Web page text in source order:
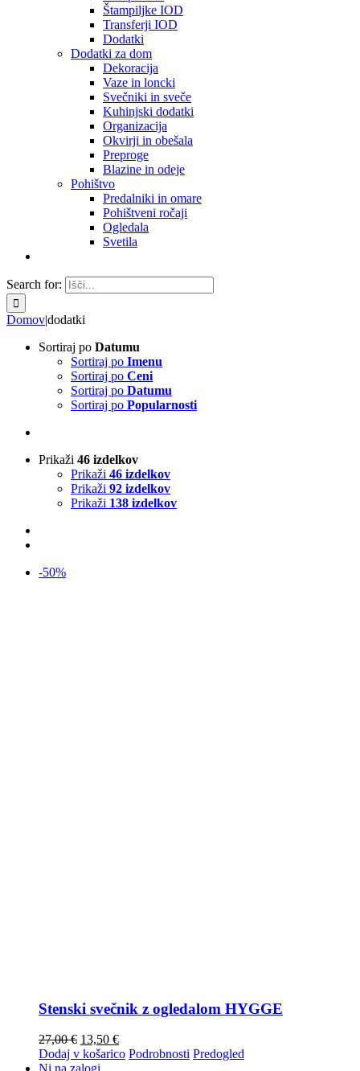
Štampiljke IOD
Transferji IOD
Dodatki
Dodatki za dom
Dekoracija
Vaze in loncki
Svečniki in sveče
Kuhinjski dodatki
Organizacija
Okvirji in obešala
Preproge
Blazine in odeje
Pohištvo
Predalniki in omare
Pohištveni ročaji
Ogledala
Svetila
Search for:
Domov|dodatki
Sortiraj po Datumu
Sortiraj po Imenu
Sortiraj po Ceni
Sortiraj po Datumu
Sortiraj po Popularnosti
Prikaži 46 izdelkov
Prikaži 46 izdelkov
Prikaži 92 izdelkov
Prikaži 138 izdelkov
-50%
Stenski svečnik z ogledalom HYGGE
27,00€ 13,50 €
Dodaj v košarico Podrobnosti Predogled